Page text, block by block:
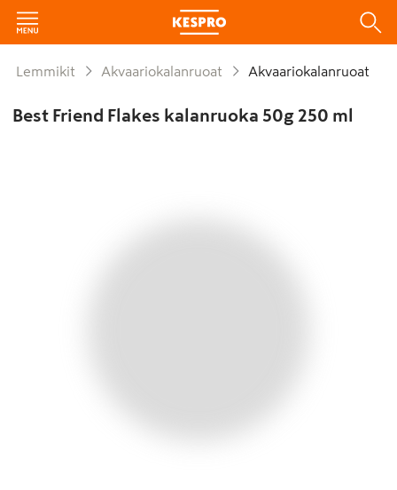
Lemmikit Akvaariokalanruoat Akvaariokalanruoat
Best Friend Flakes kalanruoka 50g 250 ml